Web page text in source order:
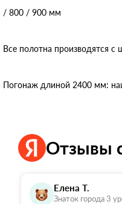
/ 800 / 900 мм
Все полотна производятся
Погонаж длиной 2400 мм:
Отзывы
Елена Т.
Знаток города 3